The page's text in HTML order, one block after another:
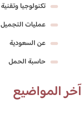
تكنولوجيا وتقنية
عمليات التجميل
عن السعودية
حاسبة الحمل
آخر المواضيع